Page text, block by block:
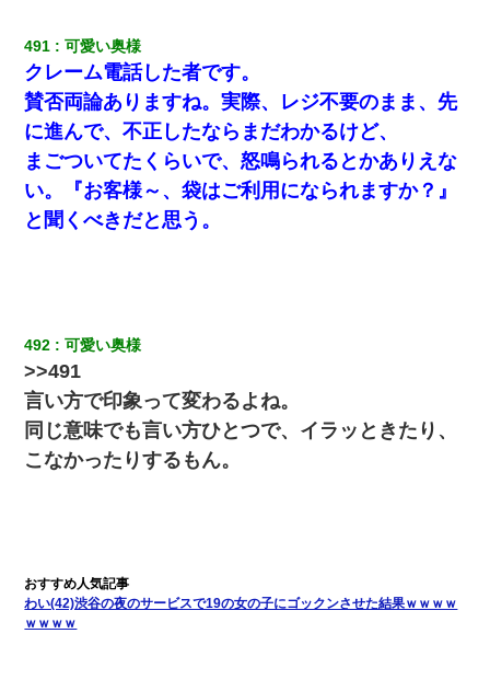
491 可愛い奥様
クレーム電話した者です。
賛否両論ありますね。実際、レジ不要のまま、先
に進んで、不正したならまだわかるけど、
まごついてたくらいで、怒鳴られるとかありえな
い。『お客様～、袋はご利用になられますか？』
と聞くべきだと思う。
492 可愛い奥様
>>491
言い方で印象って変わるよね。
同じ意味でも言い方ひとつで、イラッときたり、
こなかったりするもん。
わい(42)渋谷の夜のサービスで19の女の子にゴックンさせた結果ｗｗｗｗ
ｗｗｗｗ